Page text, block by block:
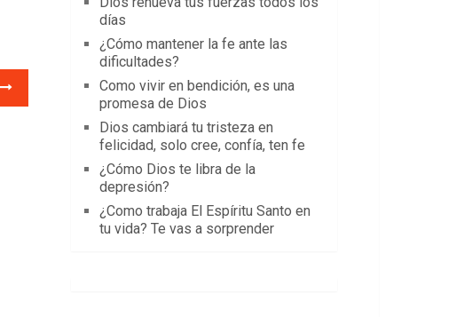
días
¿Cómo mantener la fe ante las
dificultades?
Como vivir en bendición, es una
promesa de Dios
Dios cambiará tu tristeza en
felicidad, solo cree, confía, ten fe
¿Cómo Dios te libra de la
depresión?
¿Como trabaja El Espíritu Santo en
tu vida? Te vas a sorprender